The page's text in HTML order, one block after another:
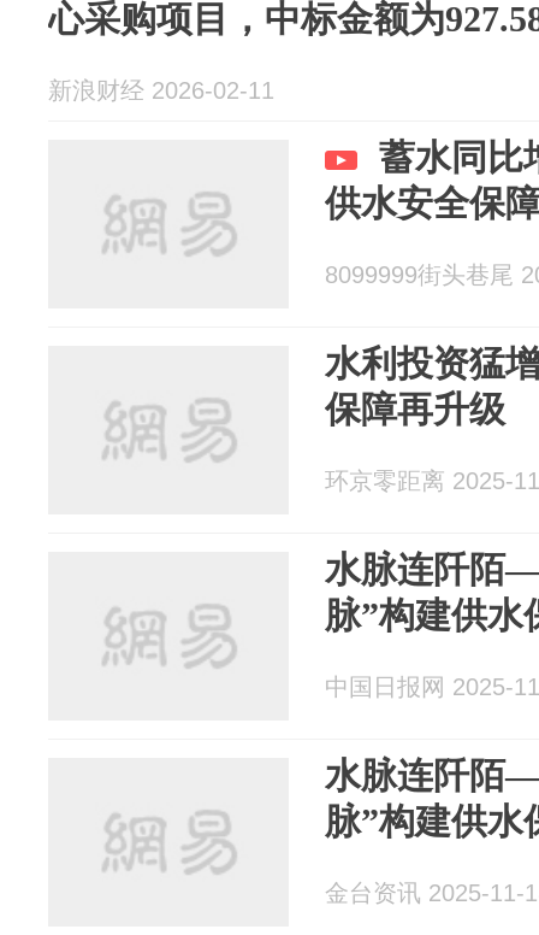
心采购项目，中标金额为
新浪财经 2026-02-11
蓄水同比
供水安全保
8099999街头巷尾
水利投资猛
保障再升级
环京零距离 2025-
水脉连阡陌
脉”构建供水
中国日报网 2025-
水脉连阡陌
脉”构建供水
金台资讯 2025-11-